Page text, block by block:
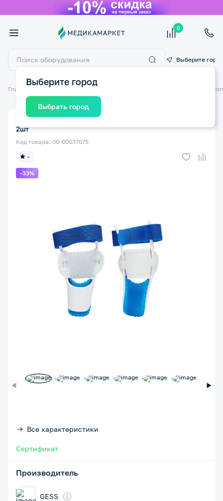
0
Выберите город
Выберите город
Выбрать город
Главная Ортопедические изделия Ортопедические изделия для
-33%
-
Код товара: 00-00037075
2шт
Все характеристики
Сертификат
Производитель
GESS i